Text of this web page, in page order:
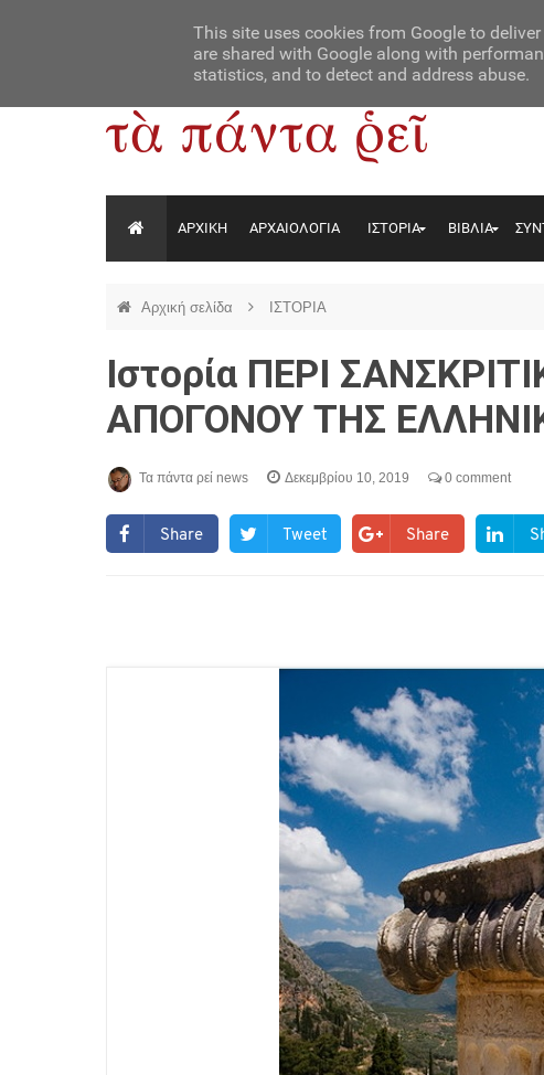
Contact Us About Us
ΑΡΧΙΚΗ ΑΡΧΑΙΟΛΟΓΙΑ ΙΣΤΟΡΙΑ ΒΙΒΛΙΑ
Αρχική σελίδα ΙΣΤΟΡΙΑ
Ιστορία ΠΕΡΙ
ΑΠΟΓΟΝΟΥ ΤΗΣ
Τα πάντα ρεί news Δεκεμβρίου 10, 2019 0 comment
Share Tweet Share
This site uses cookies from Google to
are shared with Google along with
statistics, and to detect and address abuse.